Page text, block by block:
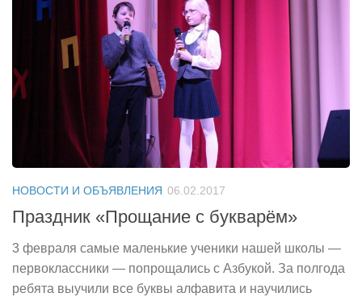
НОВОСТИ И ОБЪЯВЛЕНИЯ 06.02.2017
Праздник «Прощание с букварём»
3 февраля самые маленькие ученики нашей школы —
первоклассники — попрощались с Азбукой. За полгода
ребята выучили все буквы алфавита и научились